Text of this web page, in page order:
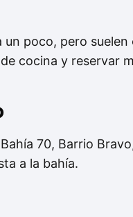
poco, pero
cocina y reservar
70, Barrio
a la bahía.